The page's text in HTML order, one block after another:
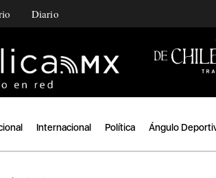
Diario
Internacional Política Ángulo